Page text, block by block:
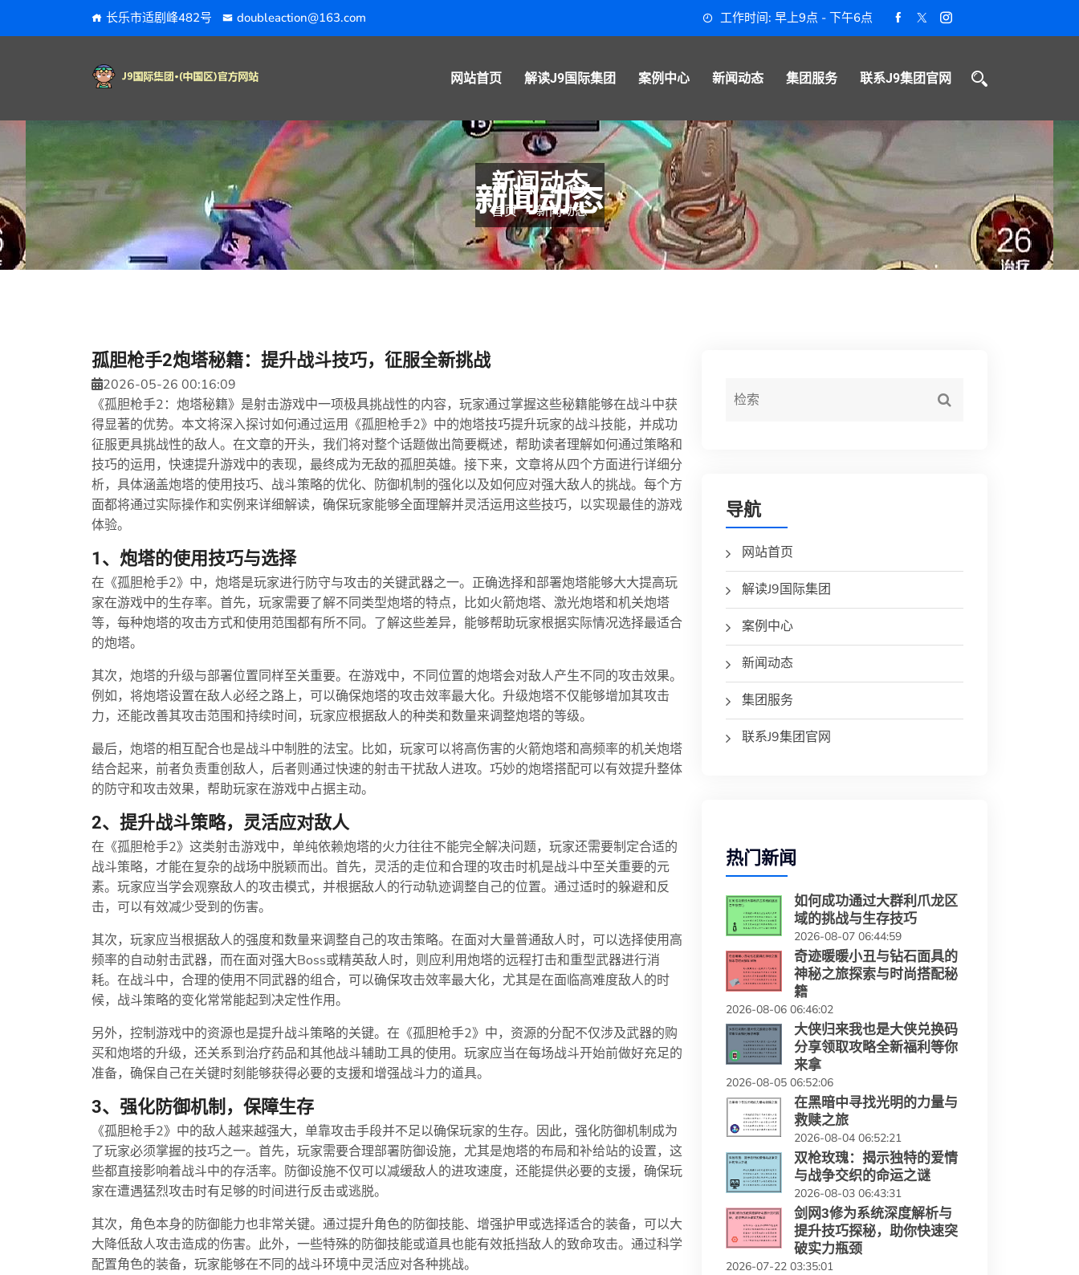
长乐市适剧峰482号 doubleaction@163.com 工作时间: 早上9点 - 下午6点
网站首页 解读J9国际集团 案例中心 新闻动态 集团服务 联系J9集团官网
新闻动态
首页 新闻动态
孤胆枪手2炮塔秘籍：提升战斗技巧，征服全新挑战
2026-05-26 00:16:09
《孤胆枪手2：炮塔秘籍》是射击游戏中一项极具挑战性的内容，玩家通过掌握这些秘籍能够在战斗中获
得显著的优势。本文将深入探讨如何通过运用《孤胆枪手2》中的炮塔技巧提升玩家的战斗技能，并成功
征服更具挑战性的敌人。在文章的开头，我们将对整个话题做出简要概述，帮助读者理解如何通过策略和
技巧的运用，快速提升游戏中的表现，最终成为无敌的孤胆英雄。接下来，文章将从四个方面进行详细分
析，具体涵盖炮塔的使用技巧、战斗策略的优化、防御机制的强化以及如何应对强大敌人的挑战。每个方
面都将通过实际操作和实例来详细解读，确保玩家能够全面理解并灵活运用这些技巧，以实现最佳的游戏
体验。
1、炮塔的使用技巧与选择
在《孤胆枪手2》中，炮塔是玩家进行防守与攻击的关键武器之一。正确选择和部署炮塔能够大大提高玩
家在游戏中的生存率。首先，玩家需要了解不同类型炮塔的特点，比如火箭炮塔、激光炮塔和机关炮塔
等，每种炮塔的攻击方式和使用范围都有所不同。了解这些差异，能够帮助玩家根据实际情况选择最适合
的炮塔。
其次，炮塔的升级与部署位置同样至关重要。在游戏中，不同位置的炮塔会对敌人产生不同的攻击效果。
例如，将炮塔设置在敌人必经之路上，可以确保炮塔的攻击效率最大化。升级炮塔不仅能够增加其攻击
力，还能改善其攻击范围和持续时间，玩家应根据敌人的种类和数量来调整炮塔的等级。
最后，炮塔的相互配合也是战斗中制胜的法宝。比如，玩家可以将高伤害的火箭炮塔和高频率的机关炮塔
结合起来，前者负责重创敌人，后者则通过快速的射击干扰敌人进攻。巧妙的炮塔搭配可以有效提升整体
的防守和攻击效果，帮助玩家在游戏中占据主动。
2、提升战斗策略，灵活应对敌人
在《孤胆枪手2》这类射击游戏中，单纯依赖炮塔的火力往往不能完全解决问题，玩家还需要制定合适的
战斗策略，才能在复杂的战场中脱颖而出。首先，灵活的走位和合理的攻击时机是战斗中至关重要的元
素。玩家应当学会观察敌人的攻击模式，并根据敌人的行动轨迹调整自己的位置。通过适时的躲避和反
击，可以有效减少受到的伤害。
其次，玩家应当根据敌人的强度和数量来调整自己的攻击策略。在面对大量普通敌人时，可以选择使用高
频率的自动射击武器，而在面对强大Boss或精英敌人时，则应利用炮塔的远程打击和重型武器进行消
耗。在战斗中，合理的使用不同武器的组合，可以确保攻击效率最大化，尤其是在面临高难度敌人的时
候，战斗策略的变化常常能起到决定性作用。
另外，控制游戏中的资源也是提升战斗策略的关键。在《孤胆枪手2》中，资源的分配不仅涉及武器的购
买和炮塔的升级，还关系到治疗药品和其他战斗辅助工具的使用。玩家应当在每场战斗开始前做好充足的
准备，确保自己在关键时刻能够获得必要的支援和增强战斗力的道具。
3、强化防御机制，保障生存
《孤胆枪手2》中的敌人越来越强大，单靠攻击手段并不足以确保玩家的生存。因此，强化防御机制成为
了玩家必须掌握的技巧之一。首先，玩家需要合理部署防御设施，尤其是炮塔的布局和补给站的设置，这
些都直接影响着战斗中的存活率。防御设施不仅可以减缓敌人的进攻速度，还能提供必要的支援，确保玩
家在遭遇猛烈攻击时有足够的时间进行反击或逃脱。
其次，角色本身的防御能力也非常关键。通过提升角色的防御技能、增强护甲或选择适合的装备，可以大
大降低敌人攻击造成的伤害。此外，一些特殊的防御技能或道具也能有效抵挡敌人的致命攻击。通过科学
配置角色的装备，玩家能够在不同的战斗环境中灵活应对各种挑战。
导航
网站首页
解读J9国际集团
案例中心
新闻动态
集团服务
联系J9集团官网
热门新闻
如何成功通过大群利爪龙区
域的挑战与生存技巧
2026-08-07 06:44:59
奇迹暖暖小丑与钻石面具的
神秘之旅探索与时尚搭配秘
籍
2026-08-06 06:46:02
大侠归来我也是大侠兑换码
分享领取攻略全新福利等你
来拿
2026-08-05 06:52:06
在黑暗中寻找光明的力量与
救赎之旅
2026-08-04 06:52:21
双枪玫瑰：揭示独特的爱情
与战争交织的命运之谜
2026-08-03 06:43:31
剑网3修为系统深度解析与
提升技巧探秘，助你快速突
破实力瓶颈
2026-07-22 03:35:01